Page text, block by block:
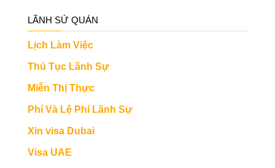
LÃNH SỨ QUÁN
Lịch Làm Việc
Thủ Tục Lãnh Sự
Miễn Thị Thực
Phí Và Lệ Phí Lãnh Sự
Xin visa Dubai
Visa UAE